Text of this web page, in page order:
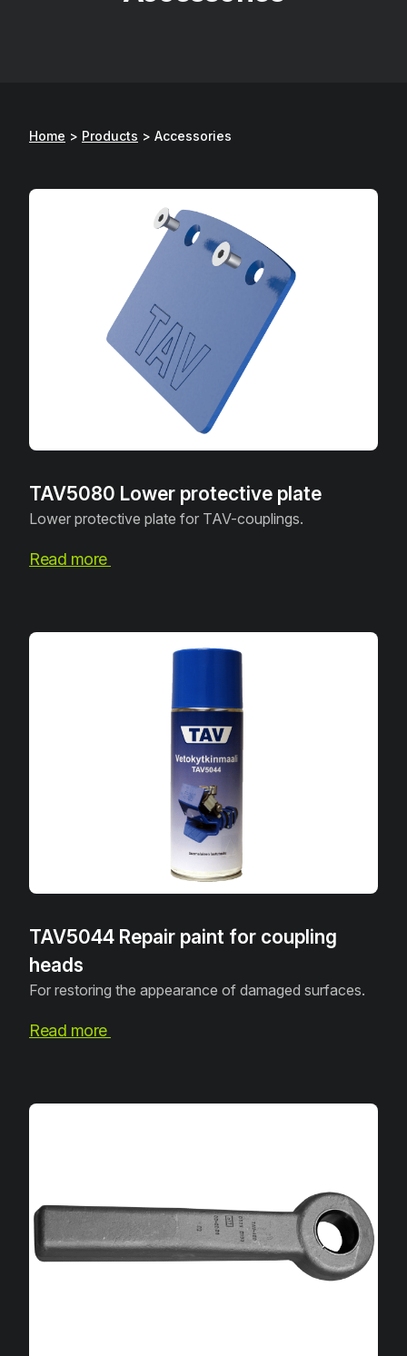
Home > Products > Accessories
TAV5080 Lower protective plate
Lower protective plate for TAV-couplings.
Read more
TAV5044 Repair paint for coupling
heads
For restoring the appearance of damaged surfaces.
Read more